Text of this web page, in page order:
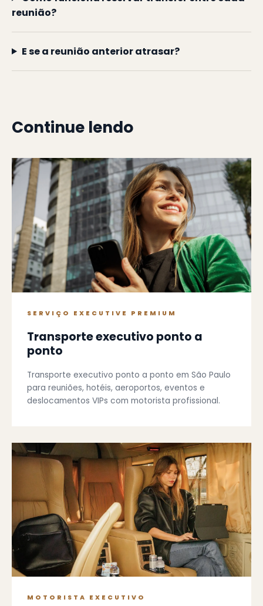
reunião?
E se a reunião anterior atrasar?
Continue lendo
SERVIÇO EXECUTIVE PREMIUM
Transporte executivo ponto a
ponto
Transporte executivo ponto a ponto em São Paulo
para reuniões, hotéis, aeroportos, eventos e
deslocamentos VIPs com motorista profissional.
MOTORISTA EXECUTIVO